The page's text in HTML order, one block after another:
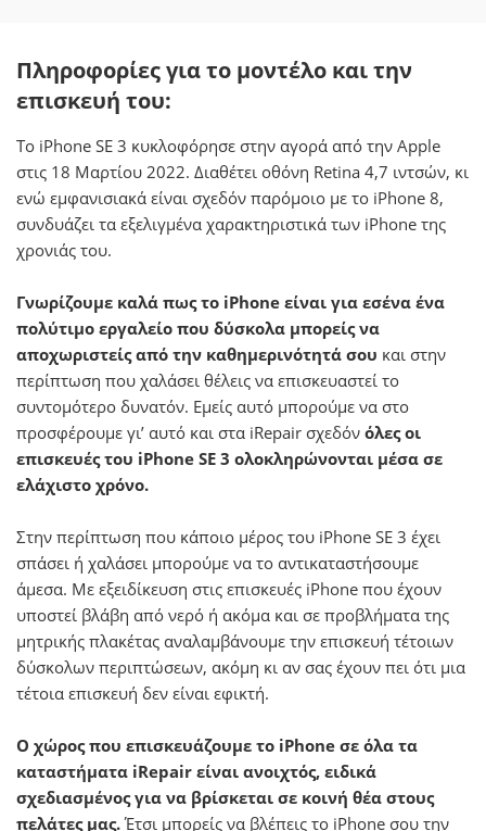
Πληροφορίες για το μοντέλο και την
επισκευή του:​
Το iPhone SE 3 κυκλοφόρησε στην αγορά από την Apple
στις 18 Μαρτίου 2022. Διαθέτει οθόνη Retina 4,7 ιντσών, κι
ενώ εμφανισιακά είναι σχεδόν παρόμοιο με το iPhone 8,
συνδυάζει τα εξελιγμένα χαρακτηριστικά των iPhone της
χρονιάς του.
Γνωρίζουμε καλά πως το iPhone είναι για εσένα ένα
πολύτιμο εργαλείο που δύσκολα μπορείς να
αποχωριστείς από την καθημερινότητά σου και στην
περίπτωση που χαλάσει θέλεις να επισκευαστεί το
συντομότερο δυνατόν. Εμείς αυτό μπορούμε να στο
προσφέρουμε γι’ αυτό και στα iRepair σχεδόν όλες οι
επισκευές του iPhone SE 3 ολοκληρώνονται μέσα σε
ελάχιστο χρόνο.
Στην περίπτωση που κάποιο μέρος του iPhone SE 3 έχει
σπάσει ή χαλάσει μπορούμε να το αντικαταστήσουμε
άμεσα. Με εξειδίκευση στις επισκευές iPhone που έχουν
υποστεί βλάβη από νερό ή ακόμα και σε προβλήματα της
μητρικής πλακέτας αναλαμβάνουμε την επισκευή τέτοιων
δύσκολων περιπτώσεων, ακόμη κι αν σας έχουν πει ότι μια
τέτοια επισκευή δεν είναι εφικτή.
Ο χώρος που επισκευάζουμε το iPhone σε όλα τα
καταστήματα iRepair είναι ανοιχτός, ειδικά
σχεδιασμένος για να βρίσκεται σε κοινή θέα στους
πελάτες μας.Έτσι μπορείς να βλέπεις το iPhone σου την